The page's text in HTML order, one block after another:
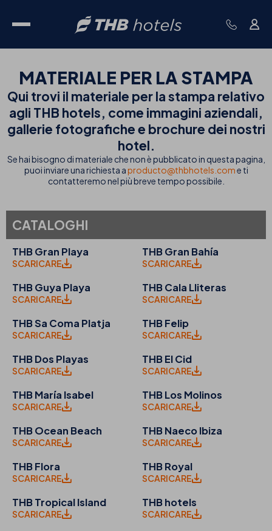
MATERIALE PER LA STAMPA
Qui trovi il materiale per la stampa relativo
agli THB hotels, come immagini aziendali,
gallerie fotografiche e brochure dei nostri
hotel.
Se hai bisogno di materiale che non è pubblicato in questa pagina,
puoi inviare una richiesta aproducto@thbhotels.come ti
contatteremo nel più breve tempo possibile.
CATALOGHI
THB Gran Playa
SCARICARE
THB Gran Bahía
SCARICARE
THB Guya Playa
SCARICARE
THB Cala Lliteras
SCARICARE
THB Sa Coma Platja
SCARICARE
THB Felip
SCARICARE
THB Dos Playas
SCARICARE
THB El Cid
SCARICARE
THB María Isabel
SCARICARE
THB Los Molinos
SCARICARE
THB Ocean Beach
SCARICARE
THB Naeco Ibiza
SCARICARE
THB Flora
SCARICARE
THB Royal
SCARICARE
THB Tropical Island
SCARICARE
THB hotels
SCARICARE